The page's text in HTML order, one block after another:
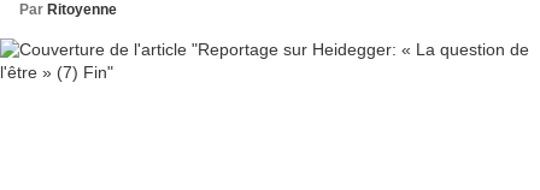
Par Ritoyenne